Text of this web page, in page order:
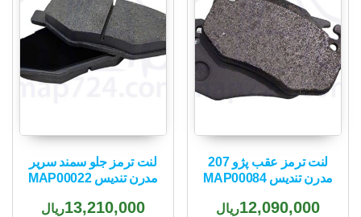
لنت ترمز عقب پژو 207
مدرن تندیس MAP00084
12,090,000ریال
لنت ترمز جلو سمند سریر
مدرن تندیس MAP00022
13,210,000ریال